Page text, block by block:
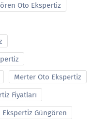
Oto Ekspertiz
Merter Oto Ekspertiz
Fiyatları
Ekspertiz Güngören